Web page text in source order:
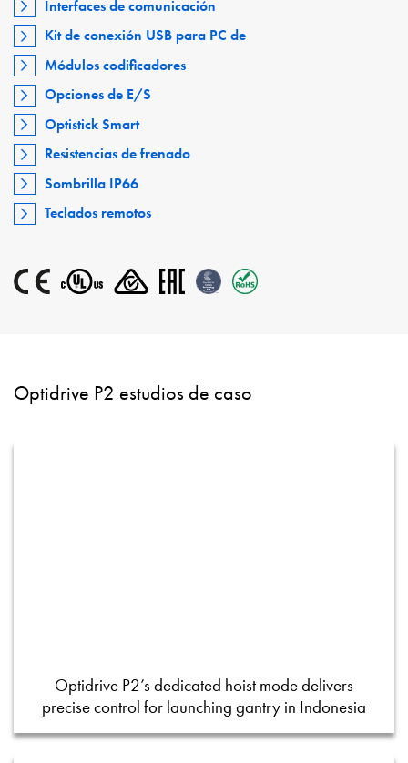
Interfaces de comunicación
Kit de conexión USB para PC de
Módulos codificadores
Opciones de E/S
Optistick Smart
Resistencias de frenado
Sombrilla IP66
Teclados remotos
Optidrive P2 estudios de caso
Optidrive P2’s dedicated hoist mode delivers
precise control for launching gantry in Indonesia